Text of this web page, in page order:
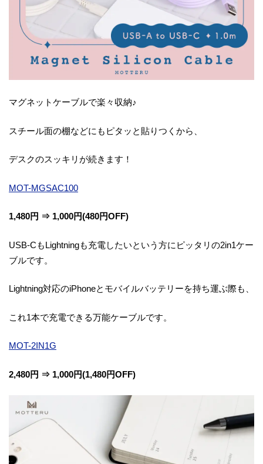
マグネットケーブルで楽々収納♪
スチール面の棚などにもピタッと貼りつくから、
デスクのスッキリが続きます！
MOT-MGSAC100
1,480円 ⇒ 1,000円(480円OFF)
USB-CもLightningも充電したいという方にピッタリの2in1ケー
ブルです。
Lightning対応のiPhoneとモバイルバッテリーを持ち運ぶ際も、
これ1本で充電できる万能ケーブルです。
MOT-2IN1G
2,480円 ⇒ 1,000円(1,480円OFF)